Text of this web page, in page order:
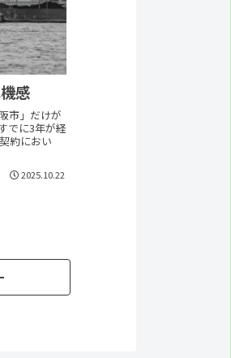
感
市」だけが
でに3年が経
約におい
2025.10.22